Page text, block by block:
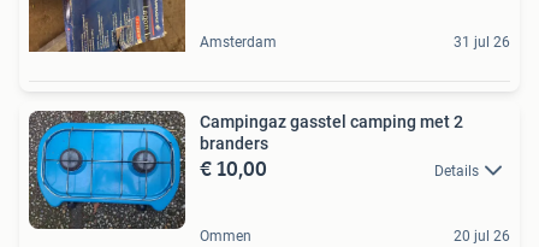
Amsterdam 31 jul 26
Campingaz gasstel camping met 2
branders
€ 10,00 Details
Ommen 20 jul 26